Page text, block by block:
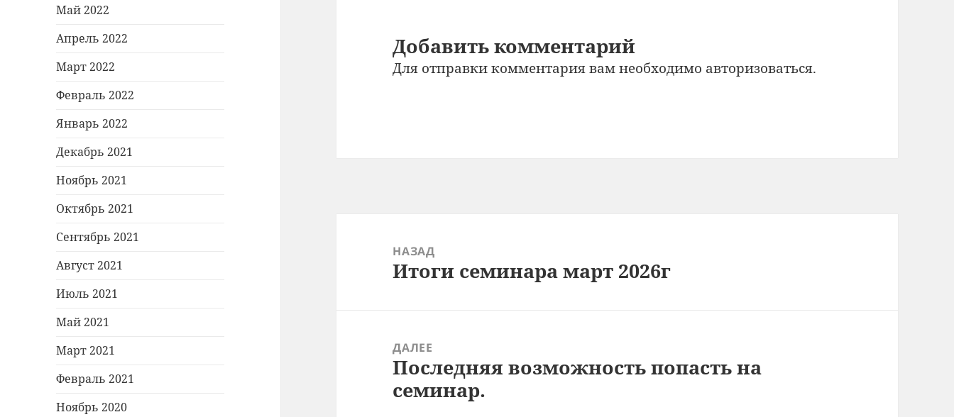
Май 2022
Апрель 2022
Март 2022
Февраль 2022
Январь 2022
Декабрь 2021
Ноябрь 2021
Октябрь 2021
Сентябрь 2021
Август 2021
Июль 2021
Май 2021
Март 2021
Февраль 2021
Ноябрь 2020
Добавить комментарий
Для отправки комментария вам необходимо авторизоваться.
записям
НАЗАД
Предыдущая
Итоги семинара март 2026г
ДАЛЕЕ
Следующая
запись:
Последняя возможность попасть на
семинар.